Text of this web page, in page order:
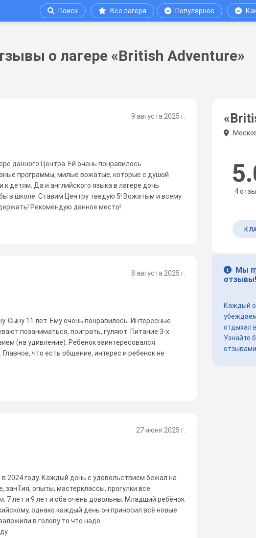
Поиск Все лагеря Популярное
о лагере «British Adventure»
9 августа 2025 г.
данного Центра. Ей очень понравилось.
программы, милые вожатые, которые с душой
детям. Да и английского языка в лагере дочь
в школе. Ставим Центру тведую 5! Вожатым и всему
Рекомендую данное место!
8 августа 2025 г.
Сыну 11 лет. Ему очень понравилось. Интересные
позаниматься, поиграть, гуляют. Питание 3-х
(на удивление). Ребенок заинтересовался
что есть общение, интерес и ребенок не
27 июня 2025 г.
2024 году. Каждый день с удовольствием бежал на
занТия, опыты, мастерклассы, прогулки все
7 лет и 9 лет и оба очень довольны. Младший ребёнок
однако каждый день он приносил всё новые
в голову то что надо.
4
К
Мы
отзывы!
Каждый
отдыхал
Узнайте